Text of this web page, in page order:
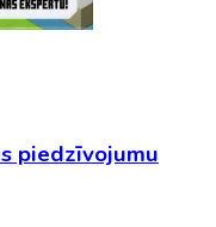
piedzīvojumu